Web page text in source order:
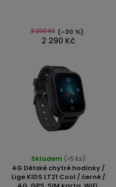
5
hvězdiček.
2 290 Kč
3 290 Kč (–30 %)
4G Dětské chytré hodinky /
Lige KIDS LT21 Cool / černé /
hodnocení
produktu
Skladem (>5 ks)